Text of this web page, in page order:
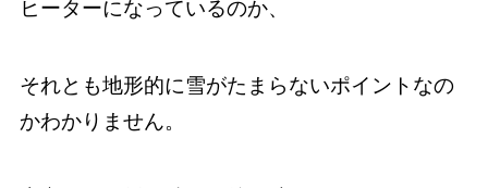
ヒーターになっているのか、
それとも地形的に雪がたまらないポイントなの
かわかりません。